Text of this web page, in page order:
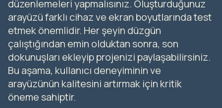
düzenlemeleri yapmalısınız. Oluşturduğunuz
arayüzü farklı cihaz ve ekran boyutlarında test
etmek önemlidir. Her şeyin düzgün
çalıştığından emin olduktan sonra, son
dokunuşları ekleyip projenizi paylaşabilirsiniz.
Bu aşama, kullanıcı deneyiminin ve
arayüzünün kalitesini artırmak için kritik
öneme sahiptir.